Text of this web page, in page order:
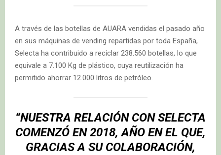
A través de las botellas de AUARA vendidas el pasado año
en sus máquinas de vending repartidas por toda España,
Selecta ha contribuido a reciclar 238.560 botellas, lo que
equivale a 7.100 Kg de plástico, cuya reutilización ha
permitido ahorrar 12.000 litros de petróleo.
“NUESTRA RELACIÓN CON SELECTA
COMENZÓ EN 2018, AÑO EN EL QUE,
GRACIAS A SU COLABORACIÓN,